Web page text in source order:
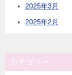
2025年3月
2025年2月
カテゴリー